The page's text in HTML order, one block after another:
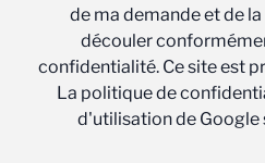
de ma demande et de
découler
confidentialité. Ce site est
La politique de
d'utilisation de Google